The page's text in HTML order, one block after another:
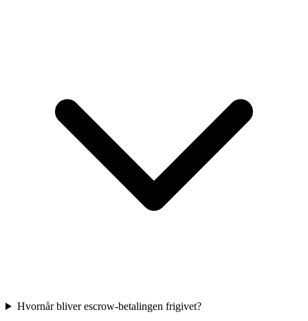
Hvornår bliver escrow-betalingen frigivet?